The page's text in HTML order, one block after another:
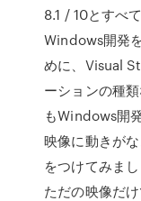
8.1 / 10とすべ
Windows開発
めに、Visual
ーションの種
もWindows開
映像に動きが
をつけてみま
ただの映像だ